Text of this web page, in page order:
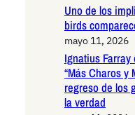
Uno de los
birds
mayo 11, 2026
Ignatius
“Más Charos y
regreso de los
la verdad